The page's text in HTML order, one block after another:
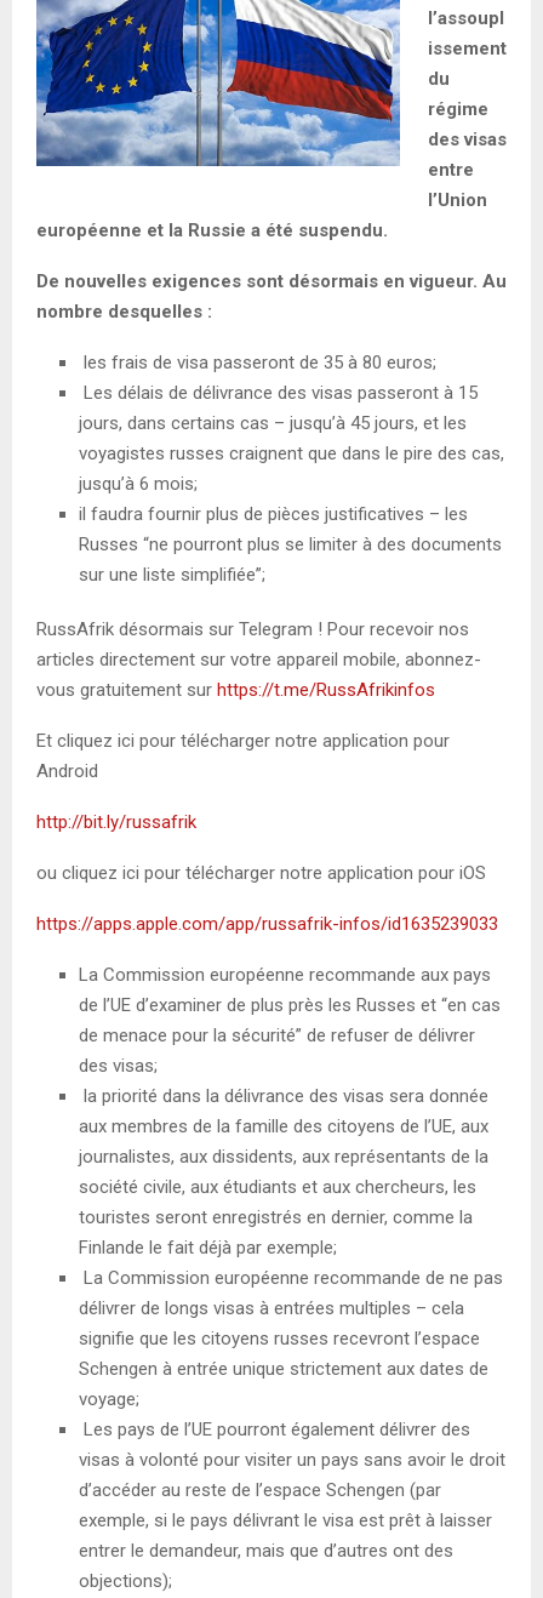
l’assoupl
issement
du
régime
des visas
entre
l’Union
européenne et la Russie a été suspendu.
De nouvelles exigences sont désormais en vigueur. Au
nombre desquelles :
les frais de visa passeront de 35 à 80 euros;
Les délais de délivrance des visas passeront à 15
jours, dans certains cas – jusqu’à 45 jours, et les
voyagistes russes craignent que dans le pire des cas,
jusqu’à 6 mois;
il faudra fournir plus de pièces justificatives – les
Russes “ne pourront plus se limiter à des documents
sur une liste simplifiée”;
RussAfrik désormais sur Telegram ! Pour recevoir nos
articles directement sur votre appareil mobile, abonnez-
vous gratuitement sur https://t.me/RussAfrikinfos
Et cliquez ici pour télécharger notre application pour
Android
http://bit.ly/russafrik
ou cliquez ici pour télécharger notre application pour iOS
https://apps.apple.com/app/russafrik-infos/id1635239033
La Commission européenne recommande aux pays
de l’UE d’examiner de plus près les Russes et “en cas
de menace pour la sécurité” de refuser de délivrer
des visas;
la priorité dans la délivrance des visas sera donnée
aux membres de la famille des citoyens de l’UE, aux
journalistes, aux dissidents, aux représentants de la
société civile, aux étudiants et aux chercheurs, les
touristes seront enregistrés en dernier, comme la
Finlande le fait déjà par exemple;
La Commission européenne recommande de ne pas
délivrer de longs visas à entrées multiples – cela
signifie que les citoyens russes recevront l’espace
Schengen à entrée unique strictement aux dates de
voyage;
Les pays de l’UE pourront également délivrer des
visas à volonté pour visiter un pays sans avoir le droit
d’accéder au reste de l’espace Schengen (par
exemple, si le pays délivrant le visa est prêt à laisser
entrer le demandeur, mais que d’autres ont des
objections);